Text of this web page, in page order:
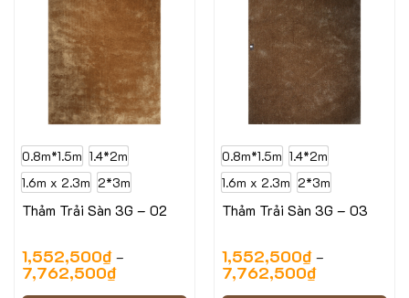
0.8m*1.5m 1.4*2m
1.6m x 2.3m 2*3m
Thảm Trải Sàn 3G – 02
1,552,500₫–
7,762,500₫
0.8m*1.5m 1.4*2m
1.6m x 2.3m 2*3m
Thảm Trải Sàn 3G – 03
1,552,500₫–
7,762,500₫